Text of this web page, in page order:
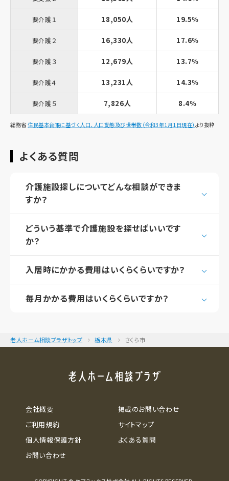
要介護１ 18,050人 19.5％
要介護２ 16,330人 17.6％
要介護３ 12,679人 13.7％
要介護４ 13,231人 14.3％
要介護５ 7,826人 8.4％
総務省住民基本台帳に基づく人口、人口動態及び世帯数（令和3年1月1日現在） より抜粋
よくある質問
介護施設探しについてどんな相談ができま
すか？
どういう基準で介護施設を探せばいいです
か？
入居時にかかる費用はいくらくらいですか？
毎月かかる費用はいくらくらいですか？
老人ホーム相談プラザトップ 栃木県 さくら市
会社概要
ご利用規約
個人情報保護方針
お問い合わせ
掲載のお問い合わせ
サイトマップ
よくある質問